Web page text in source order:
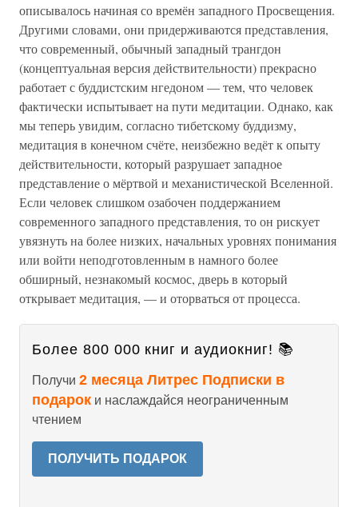
описывалось начиная со времён западного Просвещения.
Другими словами, они придерживаются представления,
что современный, обычный западный трангдон
(концептуальная версия действительности) прекрасно
работает с буддистским нгедоном — тем, что человек
фактически испытывает на пути медитации. Однако, как
мы теперь увидим, согласно тибетскому буддизму,
медитация в конечном счёте, неизбежно ведёт к опыту
действительности, который разрушает западное
представление о мёртвой и механистической Вселенной.
Если человек слишком озабочен поддержанием
современного западного представления, то он рискует
увязнуть на более низких, начальных уровнях понимания
или войти неподготовленным в намного более
обширный, незнакомый космос, дверь в который
открывает медитация, — и оторваться от процесса.
Более 800 000 книг и аудиокниг! 📚
Получи 2 месяца Литрес Подписки в
подарок и наслаждайся неограниченным
чтением
ПОЛУЧИТЬ ПОДАРОК